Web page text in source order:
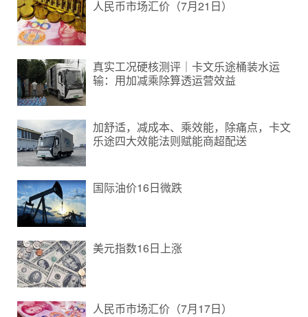
人民币市场汇价（7月21日）
真实工况硬核测评｜卡文乐途桶装水运
输：用加减乘除算透运营效益
加舒适，减成本、乘效能，除痛点，卡文
乐途四大效能法则赋能商超配送
国际油价16日微跌
美元指数16日上涨
人民币市场汇价（7月17日）